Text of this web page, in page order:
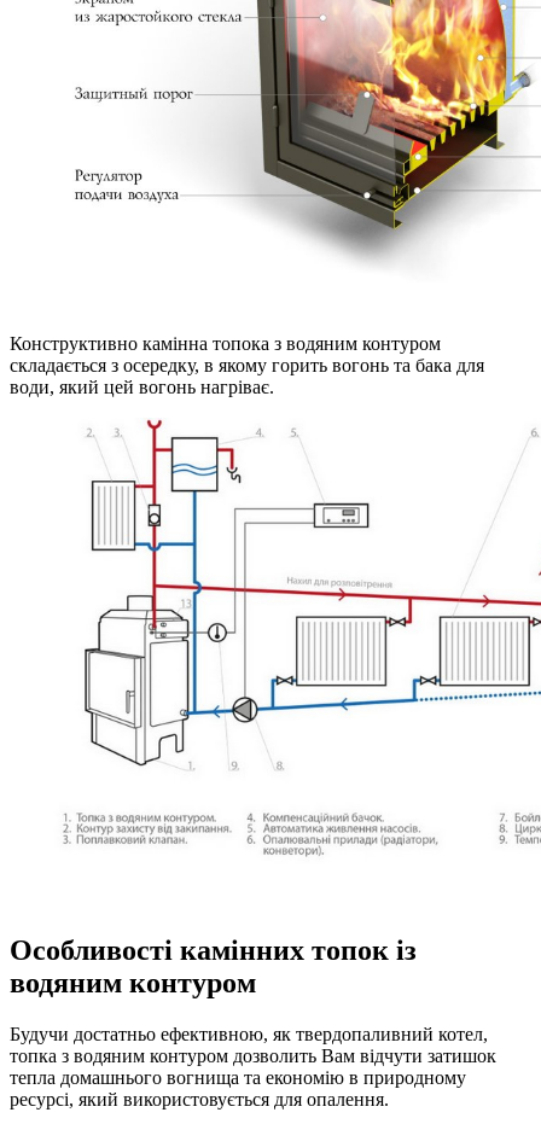
Конструктивно камінна топока з водяним контуром
складається з осередку, в якому горить вогонь та бака для
води, який цей вогонь нагріває.
Особливості камінних топок із
водяним контуром
Будучи достатньо ефективною, як твердопаливний котел,
топка з водяним контуром дозволить Вам відчути затишок
тепла домашнього вогнища та економію в природному
ресурсі, який використовується для опалення.